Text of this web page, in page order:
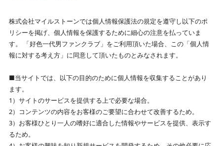
株式会社マイルストーンでは個人情報保護法の規定を遵守し以下のポ
リシーを掲げ、個人情報を保護するために細心の注意を払っていま
す。 「好色一代男ファンクラブ」をご利用頂いた場合、この「個人情
報に対する考え方」に同意して頂いたものとみなされます。
■当サイトでは、以下の目的のために個人情報を収集することがあり
ます。
1）サイトのサービスを提供する上で必要な場合。
2）コンテンツの内容をお客様のご要望に合わせて改善するため。
3）お客様ひとり一人の嗜好に適合した情報やサービスを提供、表示す
るため。